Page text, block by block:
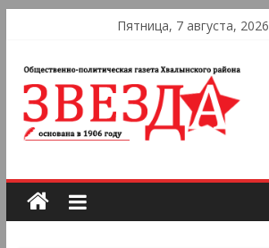
Пятница, 7 августа, 2026